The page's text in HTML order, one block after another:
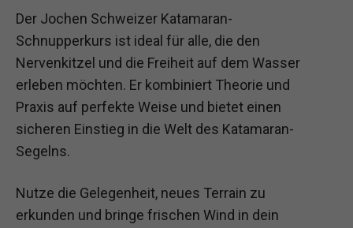
Der Jochen Schweizer Katamaran-
Schnupperkurs ist ideal für alle, die den
Nervenkitzel und die Freiheit auf dem Wasser
erleben möchten. Er kombiniert Theorie und
Praxis auf perfekte Weise und bietet einen
sicheren Einstieg in die Welt des Katamaran-
Segelns.
Nutze die Gelegenheit, neues Terrain zu
erkunden und bringe frischen Wind in dein